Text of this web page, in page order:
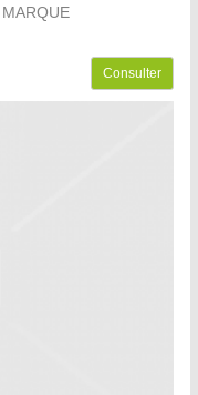
Consulter